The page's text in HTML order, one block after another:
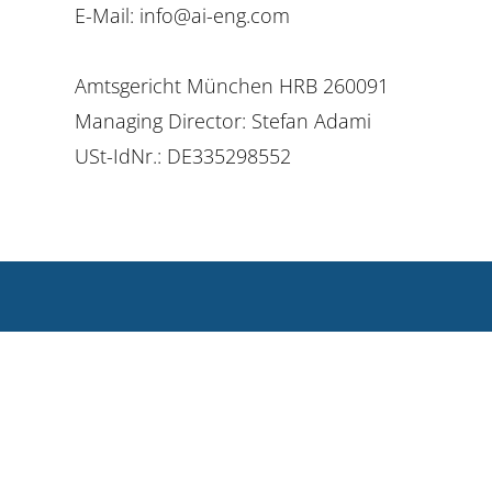
E-Mail: info@ai-eng.com
Amtsgericht München HRB 260091
Managing Director: Stefan Adami
USt-IdNr.: DE335298552